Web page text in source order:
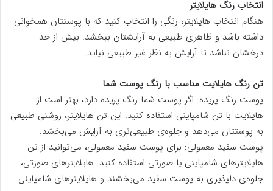
انتخاب رنگ هایلایتر
هنگام انتخاب هایلایتر، رنگی را انتخاب کنید که با پوستتان همخوانی
داشته باشد و ظاهری طبیعی به آرایشتان ببخشد. بیش از حد
درخشان نباشد تا آرایش به نظر غیر طبیعی نیاید.
تن رنگ هایلایت مناسب با رنگ پوست شما
پوست رنگ پریده: اگر پوست شما رنگ پریده دارد، بهتر است از
هایلایت با تن شامپاینی استفاده کنید. این تن هایلایتر، روشنی طبیعی
به پوستتان می‌دهد و جلوه‌ی طبیعی‌تری به آرایش می‌بخشد.
پوست سفید معمولی: برای پوست سفید معمولی، می‌توانید از تن
هایلایترهای شامپاینی یا صورتی استفاده کنید. هایلایترهای صورتی،
جلوه‌ی دلپذیری به پوست سفید می‌بخشند و هایلایترهای شامپاینی